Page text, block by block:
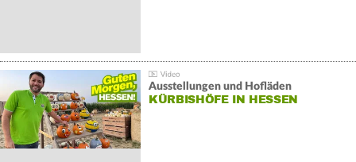
Ausstellungen und Hofläden
KÜRBISHÖFE IN HESSEN